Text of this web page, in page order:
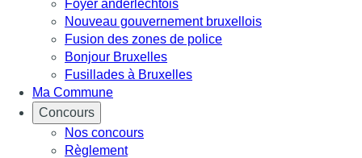
Foyer anderlechtois
Nouveau gouvernement bruxellois
Fusion des zones de police
Bonjour Bruxelles
Fusillades à Bruxelles
Ma Commune
Concours
Nos concours
Règlement